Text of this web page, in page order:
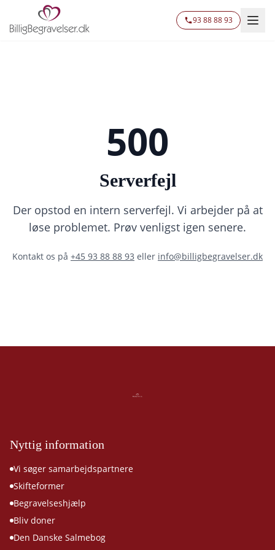
93 88 88 93
500
Serverfejl
Der opstod en intern serverfejl. Vi arbejder på at
løse problemet. Prøv venligst igen senere.
Kontakt os på +45 93 88 88 93 eller info@billigbegravelser.dk
Nyttig information
Vi søger samarbejdspartnere
Skifteformer
Begravelseshjælp
Bliv doner
Den Danske Salmebog